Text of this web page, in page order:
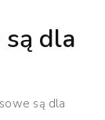
dla
są dla